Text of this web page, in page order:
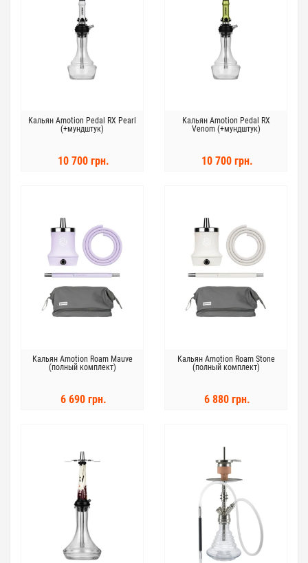
Кальян Amotion Pedal RX Pearl
(+мундштук)
10 700 грн.
Кальян Amotion Pedal RX
Venom (+мундштук)
10 700 грн.
Кальян Amotion Roam Mauve
(полный комплект)
6 690 грн.
Кальян Amotion Roam Stone
(полный комплект)
6 880 грн.